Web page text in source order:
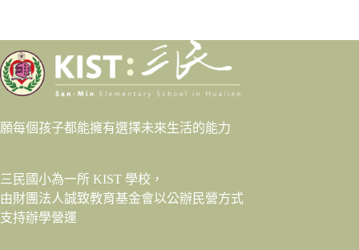
願每個孩子都能擁有選擇未來生活的能力
三民國小為一所 KIST 學校，
由財團法人誠致教育基金會以公辦民營方式
支持辦學營運